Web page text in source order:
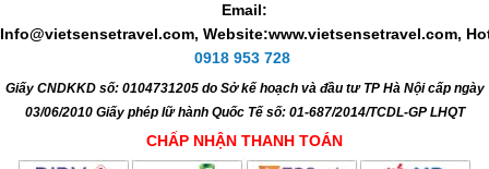
Email:
Info@vietsensetravel.com, Website:www.vietsensetravel.com,
0918 953 728
Giấy CNDKKD số: 0104731205 do Sở kế hoạch và đầu tư TP Hà Nội cấp ngày
03/06/2010 Giấy phép lữ hành Quốc Tế số: 01-687/2014/TCDL-GP LHQT
CHẤP NHẬN THANH TOÁN